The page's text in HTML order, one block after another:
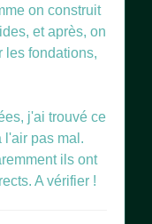
on construit
et après, on
les fondations,
j'ai trouvé ce
pas mal.
ils ont
A vérifier !